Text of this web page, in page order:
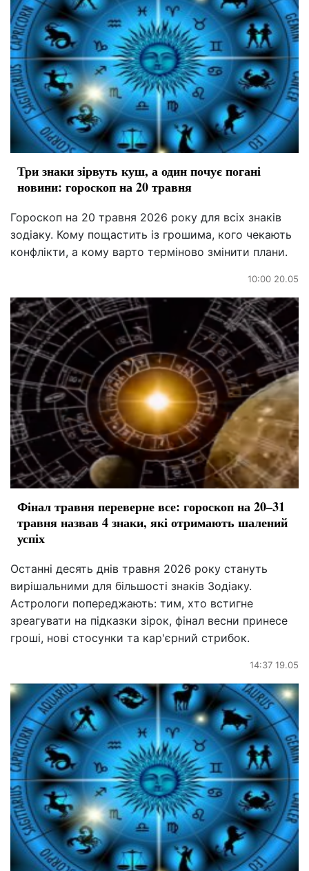
Три знаки зірвуть куш, а один почує погані
новини: гороскоп на 20 травня
Гороскоп на 20 травня 2026 року для всіх знаків
зодіаку. Кому пощастить із грошима, кого чекають
конфлікти, а кому варто терміново змінити плани.
10:00 20.05
Фінал травня переверне все: гороскоп на 20–31
травня назвав 4 знаки, які отримають шалений
успіх
Останні десять днів травня 2026 року стануть
вирішальними для більшості знаків Зодіаку.
Астрологи попереджають: тим, хто встигне
зреагувати на підказки зірок, фінал весни принесе
гроші, нові стосунки та кар'єрний стрибок.
14:37 19.05